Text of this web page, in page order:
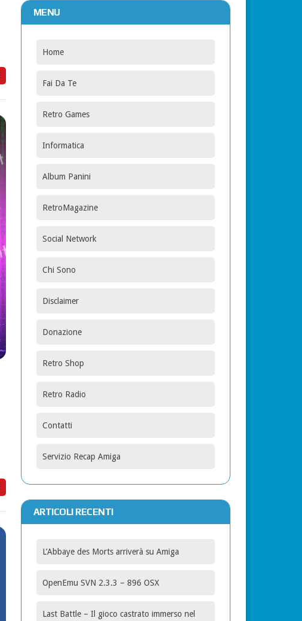
MENU
Home
Fai Da Te
Retro Games
Informatica
Album Panini
RetroMagazine
Social Network
Chi Sono
Disclaimer
Donazione
Retro Shop
Retro Radio
Contatti
Servizio Recap Amiga
ARTICOLI RECENTI
L’Abbaye des Morts arriverà su Amiga
OpenEmu SVN 2.3.3 – 896 OSX
Last Battle – Il gioco castrato immerso nel